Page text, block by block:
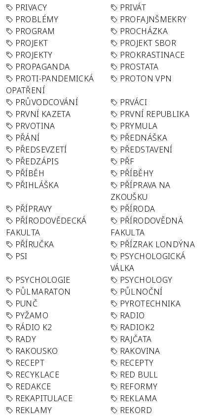
PRIVACY
PRIVÁT
PROBLÉMY
PROFAJNŠMEKRY
PROGRAM
PROCHÁZKA
PROJEKT
PROJEKT SBOR
PROJEKTY
PROKRASTINACE
PROPAGANDA
PROSTATA
PROTI-PANDEMICKÁ
OPATŘENÍ
PROTON VPN
PRŮVODCOVÁNÍ
PRVÁCI
PRVNÍ KAZETA
PRVNÍ REPUBLIKA
PRVOTINA
PRYMULA
PŘÁNÍ
PŘEDNÁŠKA
PŘEDSEVZETÍ
PŘEDSTAVENÍ
PŘEDZÁPIS
PŘF
PŘÍBĚH
PŘÍBĚHY
PŘIHLÁŠKA
PŘÍPRAVA NA
ZKOUŠKU
PŘÍPRAVY
PŘÍRODA
PŘÍRODOVĚDECKÁ
FAKULTA
PŘÍRODOVĚDNÁ
FAKULTA
PŘÍRUČKA
PŘÍZRAK LONDÝNA
PSI
PSYCHOLOGICKÁ
VÁLKA
PSYCHOLOGIE
PSYCHOLOGY
PŮLMARATON
PŮLNOČNÍ
PUNČ
PYROTECHNIKA
PYŽAMO
RADIO
RÁDIO K2
RADIOK2
RADY
RAJČATA
RAKOUSKO
RAKOVINA
RECEPT
RECEPTY
RECYKLACE
RED BULL
REDAKCE
REFORMY
REKAPITULACE
REKLAMA
REKLAMY
REKORD